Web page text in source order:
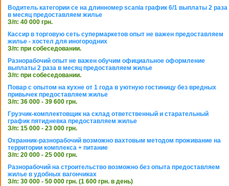
Водитель категории се на длинномер scania график 6/1 выплаты 2 раза
в месяц предоставляем жилье
З/п: 40 000 грн.
Кассир в торговую сеть супермаркетов опыт не важен предоставляем
жилье - хостел для иногородних
З/п: при собеседовании.
Разнорабочий опыт не важен обучим официальное оформление
выплаты 2 раза в месяц предоставляем жилье
З/п: при собеседовании.
Повар с опытом на кухне от 1 года в уютную гостиницу без вредных
привычек предоставляем жилье
З/п: 36 000 - 39 600 грн.
Грузчик-комплектовщик на склад ответственный и старательный
график пятидневка предоставляем жилье
З/п: 15 000 - 23 000 грн.
Охранник-разнорабочий возможно вахтовым методом проживание на
территории комплекса + питание
З/п: 20 000 - 25 000 грн.
Разнорабочий на строительство возможно без опыта предоставляем
жилье в удобных вагончиках
З/п: 30 000 - 50 000 грн. (1 600 грн. в день)